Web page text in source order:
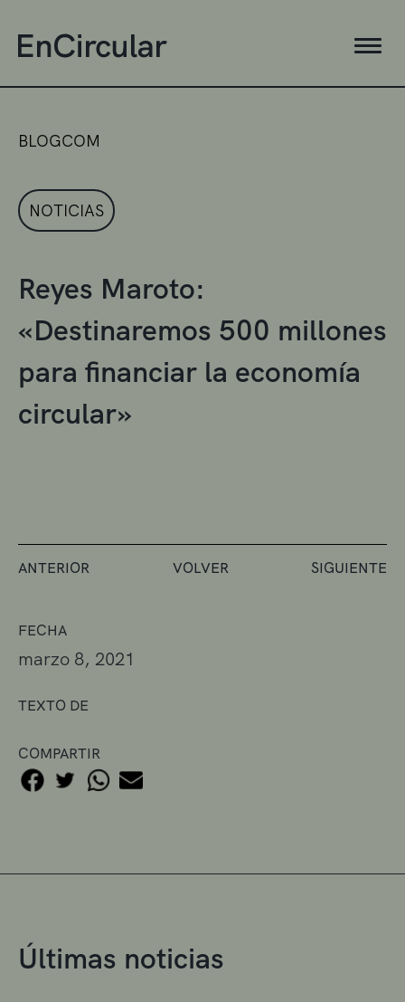
FECHA
marzo 8, 2021
TEXTO DE
COMPARTIR
BLOGCOM
NOTICIAS
Reyes Maroto:
«Destinaremos 500 millones
para financiar la economía
circular»
ANTERIOR VOLVER SIGUIENTE
Últimas noticias